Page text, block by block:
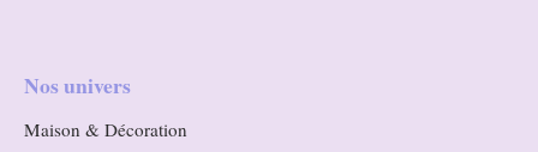
Nos univers
Maison & Décoration